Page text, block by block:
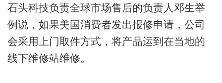
石头科技负责全球市场售后的负责人邓生举
例说，如果美国消费者发出报修申请，公司
会采用上门取件方式，将产品运到在当地的
线下维修站维修。